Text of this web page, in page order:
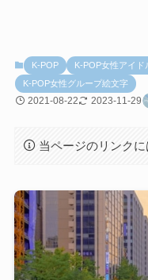
K-POP K-POP女性アイド
K-POP女性グループ絵文字
2021-08-22 2023-11-29
当ページのリンクに